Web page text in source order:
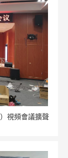
視頻會議擴聲